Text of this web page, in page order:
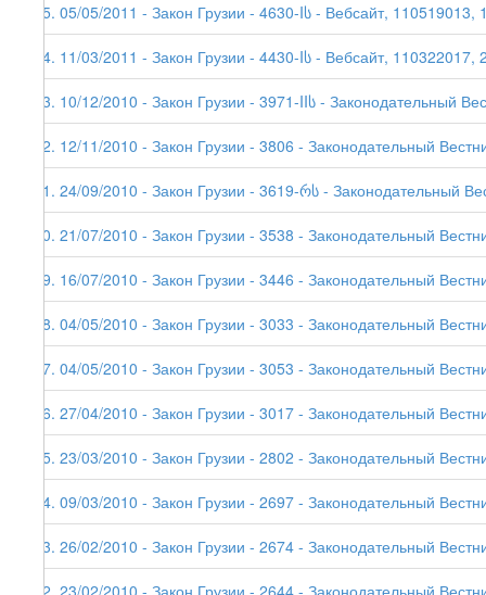
95. 05/05/2011 - Закон Грузии - 4630-Iს - Вебсайт, 110519013,
94. 11/03/2011 - Закон Грузии - 4430-Iს - Вебсайт, 110322017,
93. 10/12/2010 - Закон Грузии - 3971-IIს - Законодательный
92. 12/11/2010 - Закон Грузии - 3806 - Законодательный
91. 24/09/2010 - Закон Грузии - 3619-რს - Законодательный
90. 21/07/2010 - Закон Грузии - 3538 - Законодательный
89. 16/07/2010 - Закон Грузии - 3446 - Законодательный
88. 04/05/2010 - Закон Грузии - 3033 - Законодательный
87. 04/05/2010 - Закон Грузии - 3053 - Законодательный
86. 27/04/2010 - Закон Грузии - 3017 - Законодательный
85. 23/03/2010 - Закон Грузии - 2802 - Законодательный
84. 09/03/2010 - Закон Грузии - 2697 - Законодательный
83. 26/02/2010 - Закон Грузии - 2674 - Законодательный